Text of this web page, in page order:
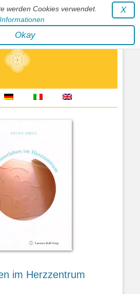
werden Cookies verwendet.
X
Okay Verlag
der Gestaltfähigkeit des Lebens
im Herzzentrum